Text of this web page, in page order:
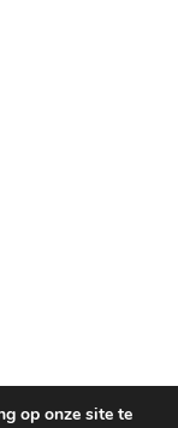
op onze site te